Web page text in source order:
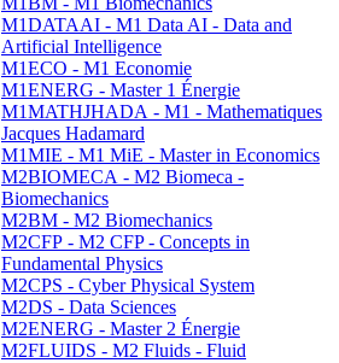
M1DATAAI - M1 Data AI - Data and
Artificial Intelligence
M1ECO - M1 Economie
M1ENERG - Master 1 Énergie
M1MATHJHADA - M1 - Mathematiques
Jacques Hadamard
M1MIE - M1 MiE - Master in Economics
M2BIOMECA - M2 Biomeca -
Biomechanics
M2BM - M2 Biomechanics
M2CFP - M2 CFP - Concepts in
Fundamental Physics
M2CPS - Cyber Physical System
M2DS - Data Sciences
M2ENERG - Master 2 Énergie
M2FLUIDS - M2 Fluids - Fluid